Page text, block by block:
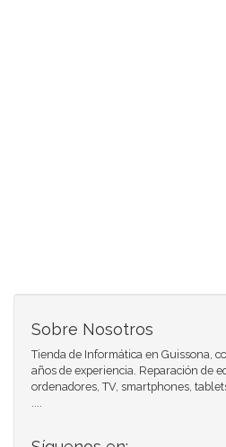
Sobre Nosotros
Tienda de Informática en Guissona,
años de experiencia. Reparación de
ordenadores, TV, smartphones,
....